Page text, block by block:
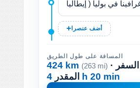
أضف عنصرا
المسافة على طول الطريق
424 km (263 mi) · وقت السفر
المقدر 4 h 20 min